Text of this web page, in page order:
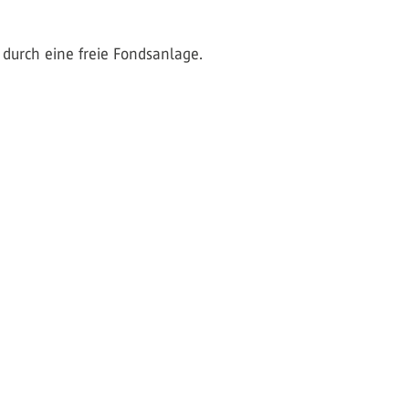
eine freie Fondsanlage.